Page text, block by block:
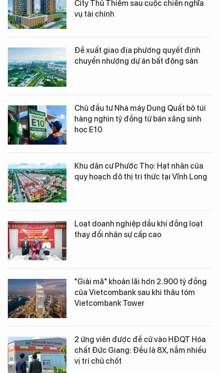
City Thủ Thiêm sau cuộc chiến nghĩa
vụ tài chính
Đề xuất giao địa phương quyết định
chuyển nhượng dự án bất động sản
Chủ đầu tư Nhà máy Dung Quất bỏ túi
hàng nghìn tỷ đồng từ bán xăng sinh
học E10
Khu dân cư Phước Thọ: Hạt nhân của
quy hoạch đô thị tri thức tại Vĩnh Long
Loạt doanh nghiệp dầu khí đồng loạt
thay đổi nhân sự cấp cao
"Giải mã" khoản lãi hơn 2.900 tỷ đồng
của Vietcombank sau khi thâu tóm
Vietcombank Tower
2 ứng viên được đề cử vào HĐQT Hóa
chất Đức Giang: Đều là 8X, nắm nhiều
vị trí chủ chốt